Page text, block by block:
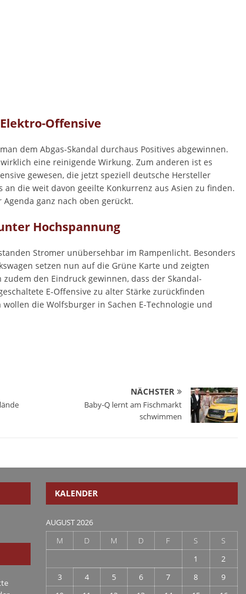
Offensive
dem Abgas-Skandal durchaus Positives abgewinnen.
eine reinigende Wirkung. Zum anderen ist es
gewesen, die jetzt speziell deutsche Hersteller
die weit davon geeilte Konkurrenz aus Asien zu finden.
ganz nach oben gerückt.
Hochspannung
Stromer unübersehbar im Rampenlicht. Besonders
setzen nun auf die Grüne Karte und zeigten
den Eindruck gewinnen, dass der Skandal-
E-Offensive zu alter Stärke zurückfinden
die Wolfsburger in Sachen E-Technologie und
NÄCHSTER
Baby-Q lernt am Fischmarkt
schwimmen
KALENDER
AUGUST 2026
M
D M D F S
S
1
2
3
4 5 6 7 8
9